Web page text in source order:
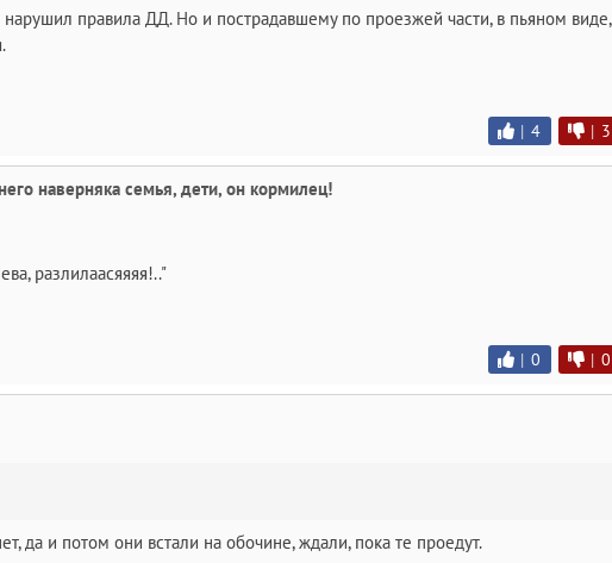
правила ДД. Но и пострадавшему по проезжей части, в пьяном виде,
| 4 | 3
наверняка семья, дети, он кормилец!
разлилаасяяяя!.."
| 0 | 0
да и потом они встали на обочине, ждали, пока те проедут.